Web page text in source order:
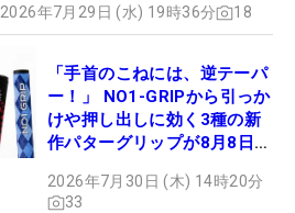
2026年7月29日 (水) 19時36分 18
「手首のこねには、逆テーパ
ー！」 NO1-GRIPから引っか
けや押し出しに効く3種の新
作パターグリップが8月8日デ
2026年7月30日 (木) 14時20分
33